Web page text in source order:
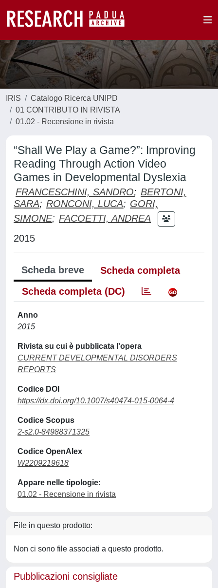
IRIS
Catalogo Ricerca UNIPD
01 CONTRIBUTO IN RIVISTA
01.02 - Recensione in rivista
“Shall We Play a Game?”: Improving
Reading Through Action Video
Games in Developmental Dyslexia
FRANCESCHINI, SANDRO; BERTONI,
SARA; RONCONI, LUCA; GORI,
SIMONE; FACOETTI, ANDREA
2015
Scheda breve
Scheda completa
Scheda completa (DC)
Anno
2015
Rivista su cui è pubblicata l'opera
CURRENT DEVELOPMENTAL DISORDERS
REPORTS
Codice DOI
https://dx.doi.org/10.1007/s40474-015-0064-4
Codice Scopus
2-s2.0-84988371325
Codice OpenAlex
W2209219618
Appare nelle tipologie:
01.02 - Recensione in rivista
File in questo prodotto:
Non ci sono file associati a questo prodotto.
Pubblicazioni consigliate